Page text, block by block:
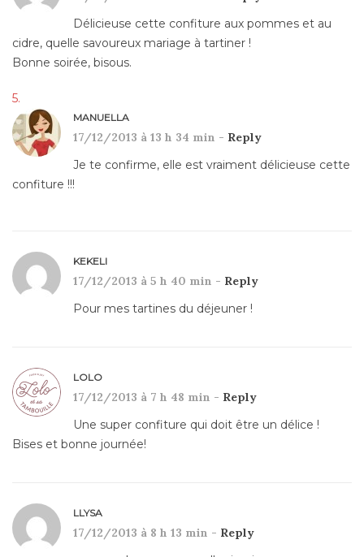
Délicieuse cette confiture aux pommes et au
cidre, quelle savoureux mariage à tartiner !
Bonne soirée, bisous.
MANUELLA
17/12/2013 à 13 h 34 min - Reply
Je te confirme, elle est vraiment délicieuse cette
confiture !!!
KEKELI
17/12/2013 à 5 h 40 min - Reply
Pour mes tartines du déjeuner !
LOLO
17/12/2013 à 7 h 48 min - Reply
Une super confiture qui doit être un délice !
Bises et bonne journée!
LLYSA
17/12/2013 à 8 h 13 min - Reply